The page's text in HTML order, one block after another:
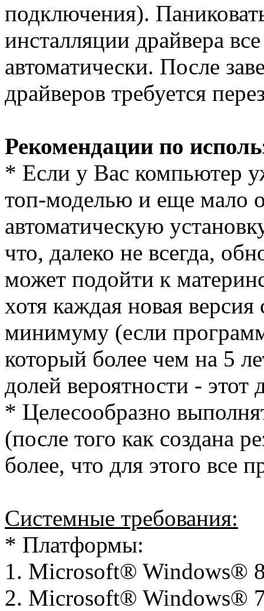
подключения).
инсталляции драйвера
автоматически. После
драйверов требуется
Рекомендации по
* Если у Вас компьютер
топ-моделью и еще мало
автоматическую
что, далеко не всегда,
может подойти к
хотя каждая новая версия
минимуму (если
который более чем на 5
долей вероятности - этот
* Целесообразно
(после того как создана
более, что для этого все
Системные требования:
* Платформы:
1. Microsoft® Windows®
2. Microsoft® Windows®